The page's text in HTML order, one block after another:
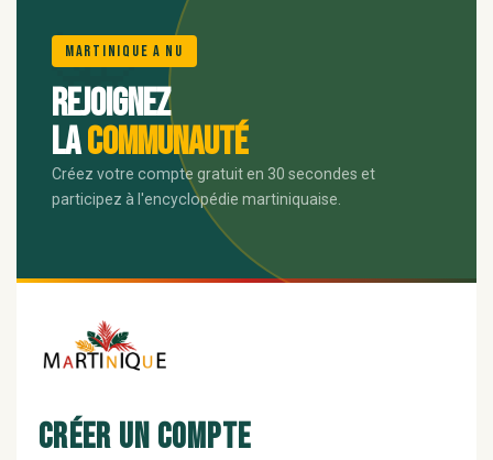
🌺
Martinique A Nu
Rejoignez
lacommunauté
Créez votre compte gratuit en 30 secondes et
participez à l'encyclopédie martiniquaise.
Créer un compte